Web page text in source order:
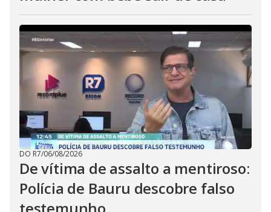
DO R7/06/08/2026
De vítima de assalto a mentiroso:
Polícia de Bauru descobre falso